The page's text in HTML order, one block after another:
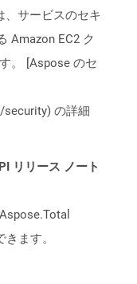
、サービスのセキ
Amazon EC2 ク
。 [Aspose のセ
の詳細
リリース ノート
ます。